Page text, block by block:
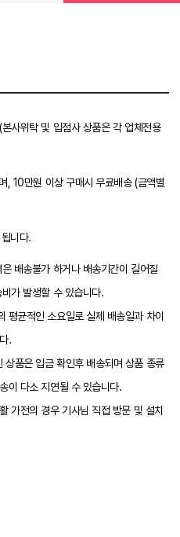
사위탁 및 입점사 상품은 각 업체전용
, 10만원 이상 구매시 무료배송 (금액별
됩니다.
배송불가 하거나 배송기간이 길어질
가 발생할 수 있습니다.
평균적인 소요일로 실제 배송일과 차이
.
상품은 입금 확인후 배송되며 상품 종류
이 다소 지연될 수 있습니다.
가전의 경우 기사님 직접 방문 및 설치